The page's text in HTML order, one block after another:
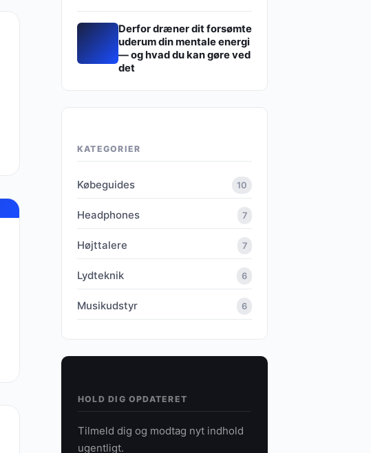
Derfor dræner dit forsømte
uderum din mentale energi
— og hvad du kan gøre ved
det
KATEGORIER
Købeguides 10
Headphones 7
Højttalere 7
Lydteknik 6
Musikudstyr 6
HOLD DIG OPDATERET
Tilmeld dig og modtag nyt indhold
ugentligt.